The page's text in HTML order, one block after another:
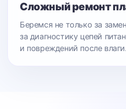
Сложный ремонт
Беремся не только за
за диагностику цепей
и повреждений после влаги.